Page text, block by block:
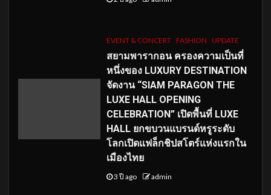
EVENT & CONCERT FASHION UPDATE
สยามพารากอน ครองความเป็นที่
หนึ่งของ LUXURY DESTINATION
จัดงาน “SIAM PARAGON THE
LUXE HALL OPENING
CELEBRATION” เปิดพื้นที่ LUXE
HALL ยกขบวนแบรนด์หรูระดับ
โลกเปิดแฟล็กชิปสโตร์แห่งแรกใน
เมืองไทย
3 ปี ago admin